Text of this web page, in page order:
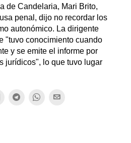
de Candelaria, Mari Brito,
penal, dijo no recordar los
autonómico. La dirigente
"tuvo conocimiento cuando
y se emite el informe por
jurídicos", lo que tuvo lugar